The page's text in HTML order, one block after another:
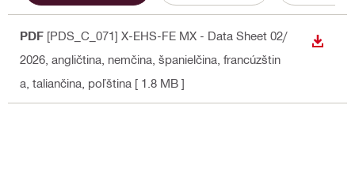
PDF [PDS_C_071] X-EHS-FE MX - Data Sheet 02/
2026 , angličtina, nemčina, španielčina, francúzštin
a, taliančina, poľština [ 1.8 MB ]